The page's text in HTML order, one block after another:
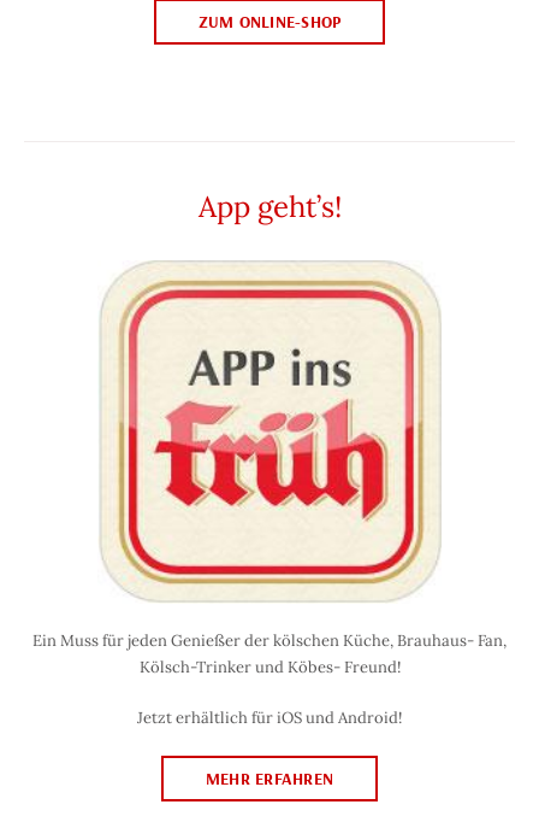
ZUM ONLINE-SHOP
App geht’s!
Ein Muss für jeden Genießer der kölschen Küche, Brauhaus- Fan,
Kölsch-Trinker und Köbes- Freund!
Jetzt erhältlich für iOS und Android!
MEHR ERFAHREN